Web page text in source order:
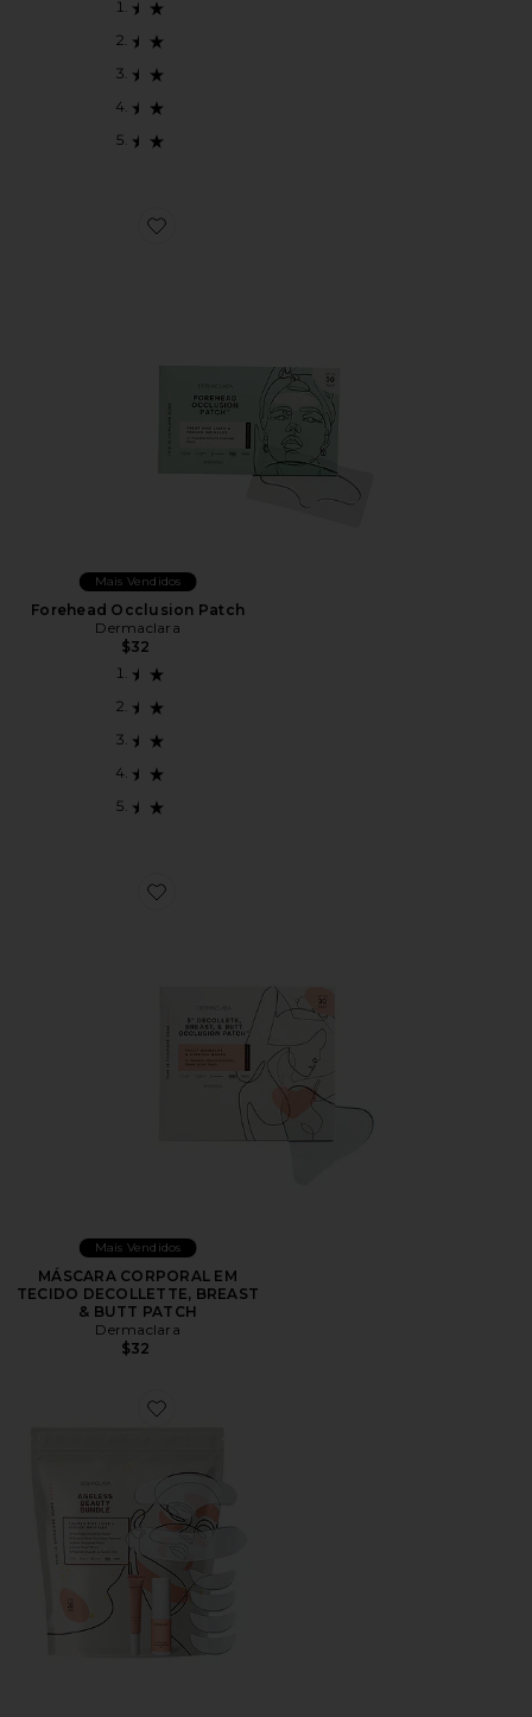
Favorite Forehead Occlusion Patch
Mais Vendidos
Forehead Occlusion Patch
Dermaclara
$32
Favorite MÁSCARA CORPORAL EM TECIDO
Mais Vendidos
MÁSCARA CORPORAL EM
TECIDO DECOLLETTE, BREAST
& BUTT PATCH
Dermaclara
$32
Favorite VESTIDO SOTTOVESTE AGELESS BEAUTY